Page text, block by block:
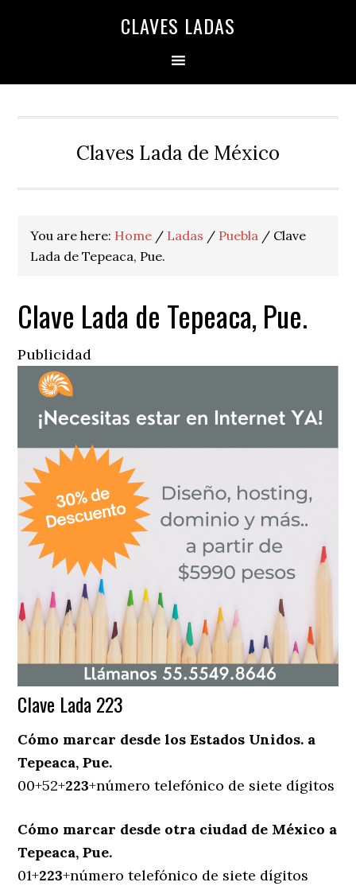
CLAVES LADAS
Claves Lada de México
You are here: Home / Ladas / Puebla / Clave
Lada de Tepeaca, Pue.
Clave Lada de Tepeaca, Pue.
Publicidad
Clave Lada 223
Cómo marcar desde los Estados Unidos. a
Tepeaca, Pue.
00+52+223+número telefónico de siete dígitos
Cómo marcar desde otra ciudad de México a
Tepeaca, Pue.
01+223+número telefónico de siete dígitos